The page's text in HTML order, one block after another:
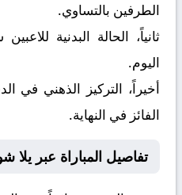
الطرفين بالتساوي.
ثانياً، الحالة البدنية
اليوم.
أخيراً، التركيز الذهني في
الفائز في النهاية.
تفاصيل المباراة عبر يلا